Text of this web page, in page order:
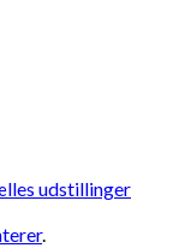
udstillinger
.